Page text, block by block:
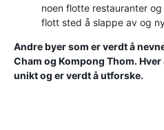
noen flotte restauranter
flott sted å slappe av og
Andre byer som er verdt å
Cham og Kompong Thom.
unikt og er verdt å utforske.